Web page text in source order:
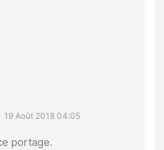
19 Août 2018 04:05
portage.